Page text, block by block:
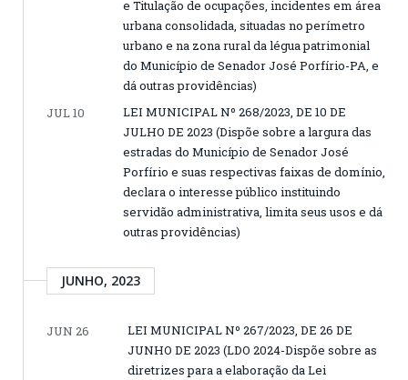
e Titulação de ocupações, incidentes em área
urbana consolidada, situadas no perímetro
urbano e na zona rural da légua patrimonial
do Município de Senador José Porfírio-PA, e
dá outras providências)
JUL 10
LEI MUNICIPAL Nº 268/2023, DE 10 DE
JULHO DE 2023 (Dispõe sobre a largura das
estradas do Município de Senador José
Porfírio e suas respectivas faixas de domínio,
declara o interesse público instituindo
servidão administrativa, limita seus usos e dá
outras providências)
JUNHO, 2023
JUN 26
LEI MUNICIPAL Nº 267/2023, DE 26 DE
JUNHO DE 2023 (LDO 2024-Dispõe sobre as
diretrizes para a elaboração da Lei